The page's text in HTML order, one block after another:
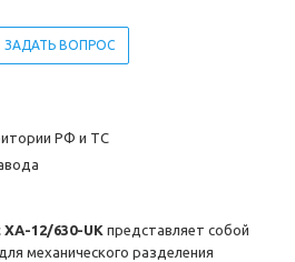
ЗАДАТЬ ВОПРОС
РФ и ТС
12/630-UK представляет собой
механического разделения